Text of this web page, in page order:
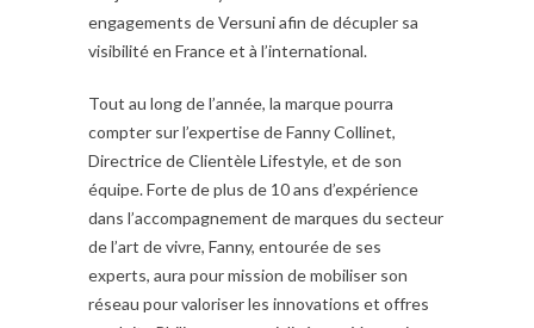
engagements de Versuni afin de décupler sa
visibilité en France et à l’international.
Tout au long de l’année, la marque pourra
compter sur l’expertise de Fanny Collinet,
Directrice de Clientèle Lifestyle, et de son
équipe. Forte de plus de 10 ans d’expérience
dans l’accompagnement de marques du secteur
de l’art de vivre, Fanny, entourée de ses
experts, aura pour mission de mobiliser son
réseau pour valoriser les innovations et offres